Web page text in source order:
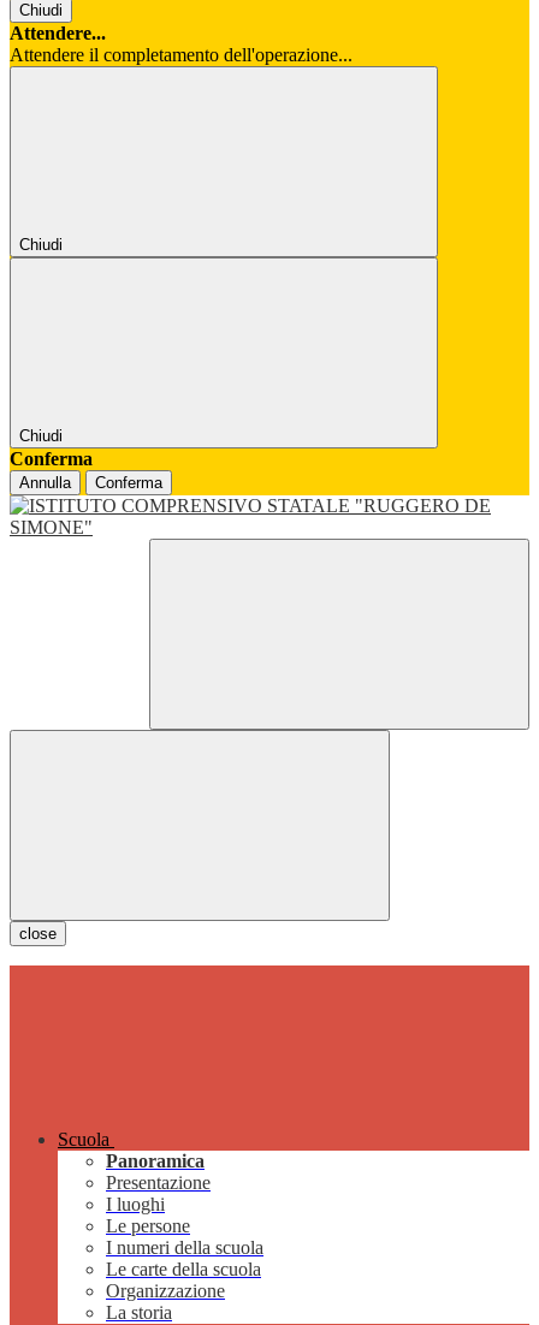
Chiudi
Attendere...
Attendere il completamento dell'operazione...
Chiudi
Chiudi
Conferma
Annulla Conferma
close
Scuola
Panoramica
Presentazione
I luoghi
Le persone
I numeri della scuola
Le carte della scuola
Organizzazione
La storia